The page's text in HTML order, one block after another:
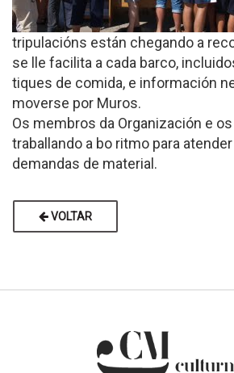
tripulacións están chegando a
se lle facilita a cada barco,
tiques de comida, e información
moverse por Muros.
Os membros da Organización e
traballando a bo ritmo para
demandas de material.
VOLTAR